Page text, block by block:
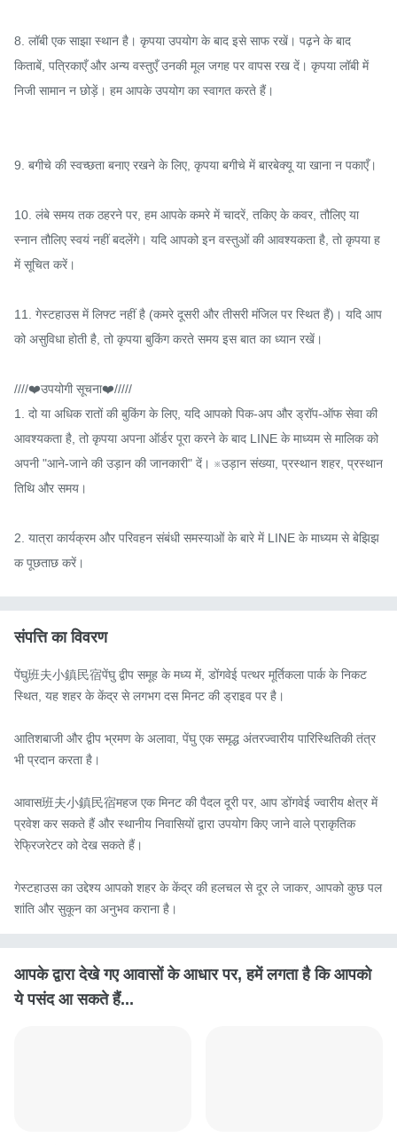
8. लॉबी एक साझा स्थान है। कृपया उपयोग के बाद इसे साफ रखें। पढ़ने के बाद
किताबें, पत्रिकाएँ और अन्य वस्तुएँ उनकी मूल जगह पर वापस रख दें। कृपया लॉबी में
निजी सामान न छोड़ें। हम आपके उपयोग का स्वागत करते हैं।
9. बगीचे की स्वच्छता बनाए रखने के लिए, कृपया बगीचे में बारबेक्यू या खाना न पकाएँ।
10. लंबे समय तक ठहरने पर, हम आपके कमरे में चादरें, तकिए के कवर, तौलिए या
स्नान तौलिए स्वयं नहीं बदलेंगे। यदि आपको इन वस्तुओं की आवश्यकता है, तो कृपया ह
में सूचित करें।
11. गेस्टहाउस में लिफ्ट नहीं है (कमरे दूसरी और तीसरी मंजिल पर स्थित हैं)। यदि आप
को असुविधा होती है, तो कृपया बुकिंग करते समय इस बात का ध्यान रखें।
////❤️उपयोगी सूचना❤️/////
1. दो या अधिक रातों की बुकिंग के लिए, यदि आपको पिक-अप और ड्रॉप-ऑफ सेवा की
आवश्यकता है, तो कृपया अपना ऑर्डर पूरा करने के बाद LINE के माध्यम से मालिक को
अपनी "आने-जाने की उड़ान की जानकारी" दें। ※उड़ान संख्या, प्रस्थान शहर, प्रस्थान
तिथि और समय।
2. यात्रा कार्यक्रम और परिवहन संबंधी समस्याओं के बारे में LINE के माध्यम से बेझिझ
क पूछताछ करें।
संपत्ति का विवरण
पेंघु班夫小鎮民宿पेंघु द्वीप समूह के मध्य में, डोंगवेई पत्थर मूर्तिकला पार्क के निकट
स्थित, यह शहर के केंद्र से लगभग दस मिनट की ड्राइव पर है।
आतिशबाजी और द्वीप भ्रमण के अलावा, पेंघु एक समृद्ध अंतरज्वारीय पारिस्थितिकी तंत्र
भी प्रदान करता है।
आवास班夫小鎮民宿महज एक मिनट की पैदल दूरी पर, आप डोंगवेई ज्वारीय क्षेत्र में
प्रवेश कर सकते हैं और स्थानीय निवासियों द्वारा उपयोग किए जाने वाले प्राकृतिक
रेफ्रिजरेटर को देख सकते हैं।
गेस्टहाउस का उद्देश्य आपको शहर के केंद्र की हलचल से दूर ले जाकर, आपको कुछ पल
शांति और सुकून का अनुभव कराना है।
आपके द्वारा देखे गए आवासों के आधार पर, हमें लगता है कि आपको
ये पसंद आ सकते हैं...